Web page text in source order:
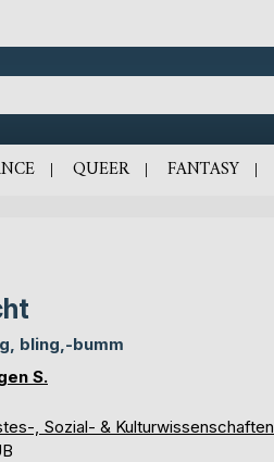
QUEER FANTASY
bling,-bumm
S.
, Sozial- & Kulturwissenschaften